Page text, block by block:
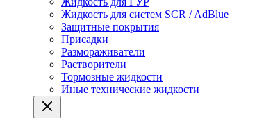
Жидкость для систем SCR / AdBlue
Защитные покрытия
Присадки
Размораживатели
Растворители
Тормозные жидкости
Иные технические жидкости